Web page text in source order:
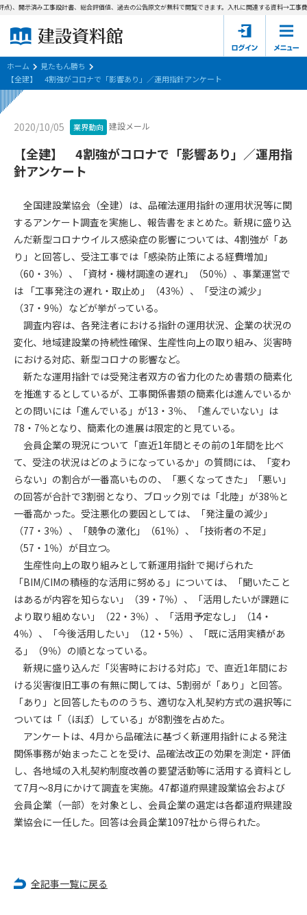
建設資料館とは
東京都の入札資料
国土交通省の入札資料
見たもん勝ち
会員登録について
サポーター会員一覧
会社概要 お問い合わせ
個人情報保護方針
会員規約
開示済み工事設計書、総合評価値、過去の公告原文が無料で閲覧できます。入札に関連する資料→工事費
ホーム
見たもん勝ち
【全建】 4割強がコロナで「影響あり」／運用指針アンケート
2020/10/05 業界動向 建設メール
【全建】 4割強がコロナで「影響あり」／運用指
針アンケート
全国建設業協会（全建）は、品確法運用指針の運用状況等に関
するアンケート調査を実施し、報告書をまとめた。新規に盛り込
んだ新型コロナウイルス感染症の影響については、4割強が「あ
り」と回答し、受注工事では「感染防止策による経費増加」
（60・3％）、「資材・機材調達の遅れ」（50％）、事業運営で
は 「工事発注の遅れ・取止め」（43％）、「受注の減少」
（37・9％）などが挙がっている。
調査内容は、各発注者における指針の運用状況、企業の状況の
変化、地域建設業の持続性確保、生産性向上の取り組み、災害時
における対応、新型コロナの影響など。
新たな運用指針では受発注者双方の省力化のため書類の簡素化
を推進するとしているが、工事関係書類の簡素化は進んでいるか
との問いには「進んでいる」が13・3％、「進んでいない」は
78・7％となり、簡素化の進展は限定的と見ている。
会員企業の現況について「直近1年間とその前の1年間を比べ
て、受注の状況はどのようになっているか」の質問には、「変わ
らない」の割合が一番高いものの、「悪くなってきた」「悪い」
の回答が合計で3割弱となり、ブロック別では「北陸」が38％と
一番高かった。受注悪化の要因としては、「発注量の減少」
（77・3％）、「競争の激化」（61％）、「技術者の不足」
（57・1％）が目立つ。
生産性向上の取り組みとして新運用指針で掲げられた
「BIM/CIMの積極的な活用に努める」については、「聞いたこと
はあるが内容を知らない」（39・7％）、「活用したいが課題に
より取り組めない」（22・3％）、「活用予定なし」（14・
4％）、「今後活用したい」（12・5％）、「既に活用実績があ
る」（9％）の順となっている。
新規に盛り込んだ「災害時における対応」で、直近1年間にお
ける災害復旧工事の有無に関しては、5割弱が「あり」と回答。
「あり」と回答したもののうち、適切な入札契約方式の選択等に
ついては「（ほぼ）している」が8割強を占めた。
アンケートは、4月から品確法に基づく新運用指針による発注
関係事務が始まったことを受け、品確法改正の効果を測定・評価
し、各地域の入札契約制度改善の要望活動等に活用する資料とし
て7月～8月にかけて調査を実施。47都道府県建設業協会および
会員企業（一部）を対象とし、会員企業の選定は各都道府県建設
業協会に一任した。回答は会員企業1097社から得られた。
全記事一覧に戻る
第1条（規約の目的）
会員サービスの利用条件等について定めるものです。
2. 管理者が建設資料館WEB上で随時掲載するルールは本規約の
一部を構成するものとします。
第2条（規約の変更）
本規約は、会員の了承を得ることなく、随時変更されることが
あります。変更内容は、建設資料館WEB上に表示した時点で直
ちに全ての会員が了承したものとみなします。
第4条（会員審査および資格の取り消し）
会員とは、本規約を承諾の上、所定の会員申込手続きを完了
後、管理者がこれを承認した者をいいます。
第4条（会員の定義と登録）
1. 管理者は前条により審査の結果、会員申込みをした者が以下
の何れかの項目に該当することがわかった場合、その者の会
員としての権限を承認しないことがあります。
(1) 会員申し込みをした者が実在しなかった場合
(2) 本規約に違反した場合/li>
(3) 会員申し込みの際、申告事項に虚偽があった場合
(4) 会員申込者が管理者所定の手続き通りに会員申込手続き処
理を行わなかった場合
(5) その他管理者が会員とすることを不適当と判断した場合
2. 管理者は承認後であっても承認した会員が前項の何れかに該
当することが判明した場合、会員資格を取り消すことがあり
ます。
第5条（IDおよびパスワードの管理）
1. 会員は申込の際に管理者が発行したIDおよびパスワードの使
用および管理について責任を負うものとします。
2. 会員は、自己のIDおよびパスワードを、貸与、譲渡、売買、
その他形態を問わず、第三者に利用させることはできませ
ん。
3. 会員は、IDおよびパスワードの管理不十分、使用上の過誤、
第三者（他の会員を含む）の使用等による損害について責任
を負うものとし、管理者は一切責任を負いません。
第6条（会員の禁止事項）
1. 会員は建設資料館WEB上で以下の行為をしないものとしま
す。
(1) 第三者または管理者の著作権、その他知的所有権を侵害す
(3) 第三者または管理者を誹謗中傷する行為